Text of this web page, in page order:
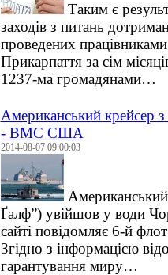
Таким є
заходів з питань
проведених працівниками
Прикарпаття за сім
1237-ма громадянами…
Американський крейсер
- ВМС США
2014-08-07 09:00:03
Американський
Ґалф”) увійшов у води
сайті повідомляє 6-й
Згідно з інформацією
гарантування миру…